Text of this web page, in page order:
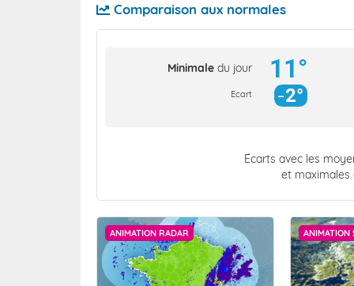
Comparaison aux normales
Minimale du jour
Ecart
11°
2°
Écarts avec les
et maximales
ANIMATION RADAR ANIMATION